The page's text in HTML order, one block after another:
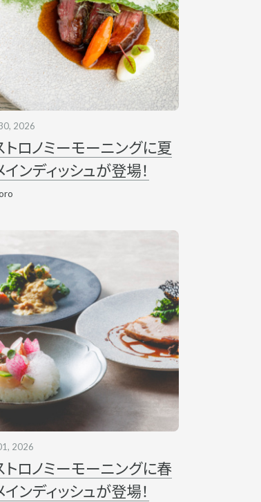
トロノミーモーニングに夏
インディッシュが登場！
2026
トロノミーモーニングに春
インディッシュが登場！
2026